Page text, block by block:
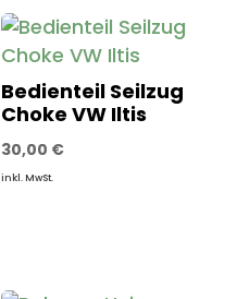
Bedienteil Seilzug
Choke VW Iltis
30,00 €
inkl. MwSt.